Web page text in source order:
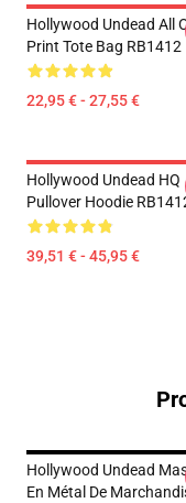
Hollywood Undead All
Print Tote Bag RB1412
22,95 € - 27,55 €
Hollywood Undead HQ
Pullover Hoodie
39,51 € - 45,95 €
Hollywood Undead
En Métal De